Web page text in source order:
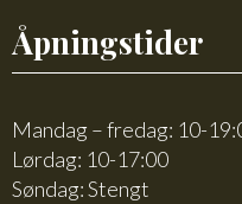
Åpningstider
Mandag – fredag: 10-
Lørdag: 10-17:00
Søndag: Stengt